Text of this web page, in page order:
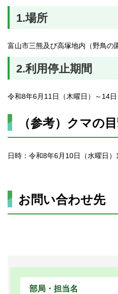
1.場所
富山市三熊及び高塚地内（野鳥の
2.利用停止期間
令和8年6月11日（木曜日）～14日
（参考）クマの
日時：令和8年6月10日（水曜日
お問い合わせ先
部局・担当名